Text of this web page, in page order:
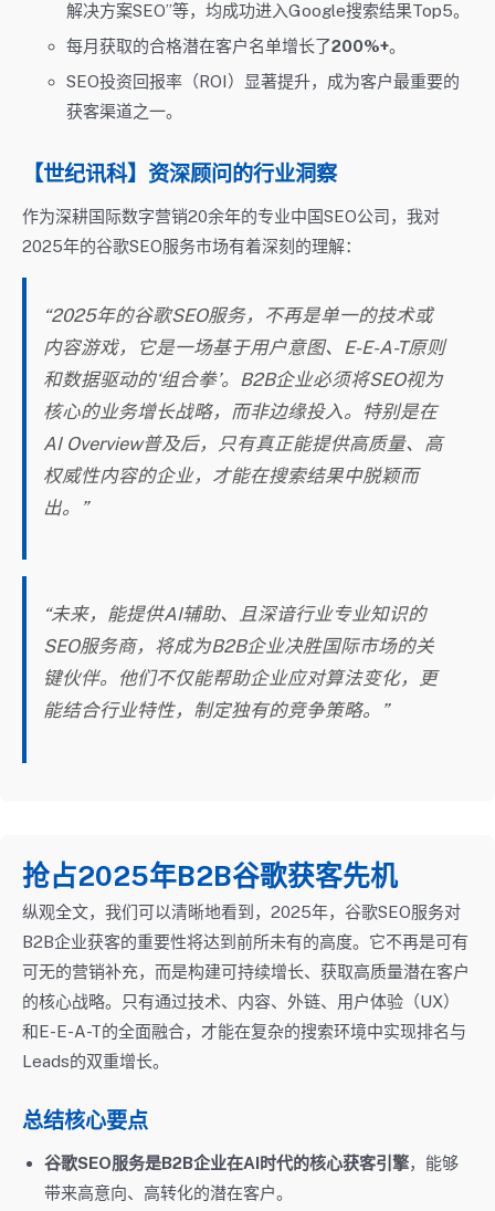
解决方案SEO”等，均成功进入Google搜索结果Top5。
每月获取的合格潜在客户名单增长了200%+。
SEO投资回报率（ROI）显著提升，成为客户最重要的
获客渠道之一。
【世纪讯科】资深顾问的行业洞察
作为深耕国际数字营销20余年的专业中国SEO公司，我对
2025年的谷歌SEO服务市场有着深刻的理解：
“2025年的谷歌SEO服务，不再是单一的技术或
内容游戏，它是一场基于用户意图、E-E-A-T原则
和数据驱动的‘组合拳’。B2B企业必须将SEO视为
核心的业务增长战略，而非边缘投入。特别是在
AI Overview普及后，只有真正能提供高质量、高
权威性内容的企业，才能在搜索结果中脱颖而
出。”
“未来，能提供AI辅助、且深谙行业专业知识的
SEO服务商，将成为B2B企业决胜国际市场的关
键伙伴。他们不仅能帮助企业应对算法变化，更
能结合行业特性，制定独有的竞争策略。”
抢占2025年B2B谷歌获客先机
纵观全文，我们可以清晰地看到，2025年，谷歌SEO服务对
B2B企业获客的重要性将达到前所未有的高度。它不再是可有
可无的营销补充，而是构建可持续增长、获取高质量潜在客户
的核心战略。只有通过技术、内容、外链、用户体验（UX）
和E-E-A-T的全面融合，才能在复杂的搜索环境中实现排名与
Leads的双重增长。
总结核心要点
谷歌SEO服务是B2B企业在AI时代的核心获客引擎，能够
带来高意向、高转化的潜在客户。